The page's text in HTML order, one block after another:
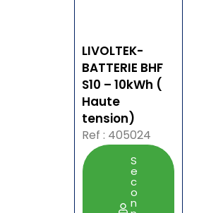
LIVOLTEK-
BATTERIE BHF
S10 – 10kWh (
Haute
tension)
Ref : 405024
S
e
c
o
n